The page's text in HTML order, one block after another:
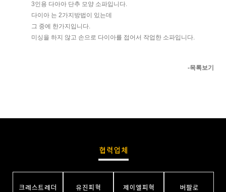
3인용 다아아 단추 모양 소파입니다.
다이아 는 2가지방법이 있는데
그 중에 한가지입니다.
미싱을 하지 않고 손으로 다이아를 접어서 작업한 소파입니다.
-목록보기